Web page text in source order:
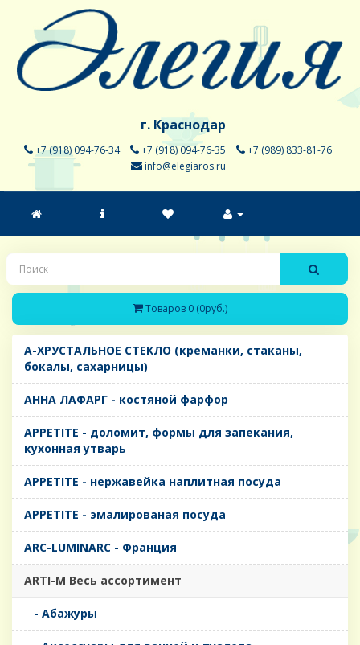
г. Краснодар
+7 (918) 094-76-34 +7 (918) 094-76-35
+7 (989) 833-81-76
info@elegiaros.ru
Товаров 0 (0руб.)
A-ХРУСТАЛЬНОЕ СТЕКЛО (креманки, стаканы,
бокалы, сахарницы)
AHHA ЛАФАРГ - костяной фарфор
APPETITE - доломит, формы для запекания,
кухонная утварь
APPETITE - нержавейка наплитная посуда
APPETITE - эмалированая посуда
ARC-LUMINARC - Франция
ARTI-M Весь ассортимент
- Абажуры